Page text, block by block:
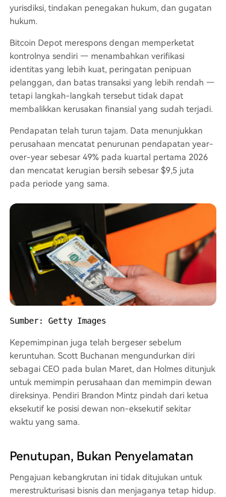
yurisdiksi, tindakan penegakan hukum, dan gugatan
hukum.
Bitcoin Depot merespons dengan memperketat
kontrolnya sendiri — menambahkan verifikasi
identitas yang lebih kuat, peringatan penipuan
pelanggan, dan batas transaksi yang lebih rendah —
tetapi langkah-langkah tersebut tidak dapat
membalikkan kerusakan finansial yang sudah terjadi.
Pendapatan telah turun tajam. Data menunjukkan
perusahaan mencatat penurunan pendapatan year-
over-year sebesar 49% pada kuartal pertama 2026
dan mencatat kerugian bersih sebesar $9,5 juta
pada periode yang sama.
Sumber: Getty Images
Kepemimpinan juga telah bergeser sebelum
keruntuhan. Scott Buchanan mengundurkan diri
sebagai CEO pada bulan Maret, dan Holmes ditunjuk
untuk memimpin perusahaan dan memimpin dewan
direksinya. Pendiri Brandon Mintz pindah dari ketua
eksekutif ke posisi dewan non-eksekutif sekitar
waktu yang sama.
Penutupan, Bukan Penyelamatan
Pengajuan kebangkrutan ini tidak ditujukan untuk
merestrukturisasi bisnis dan menjaganya tetap hidup.